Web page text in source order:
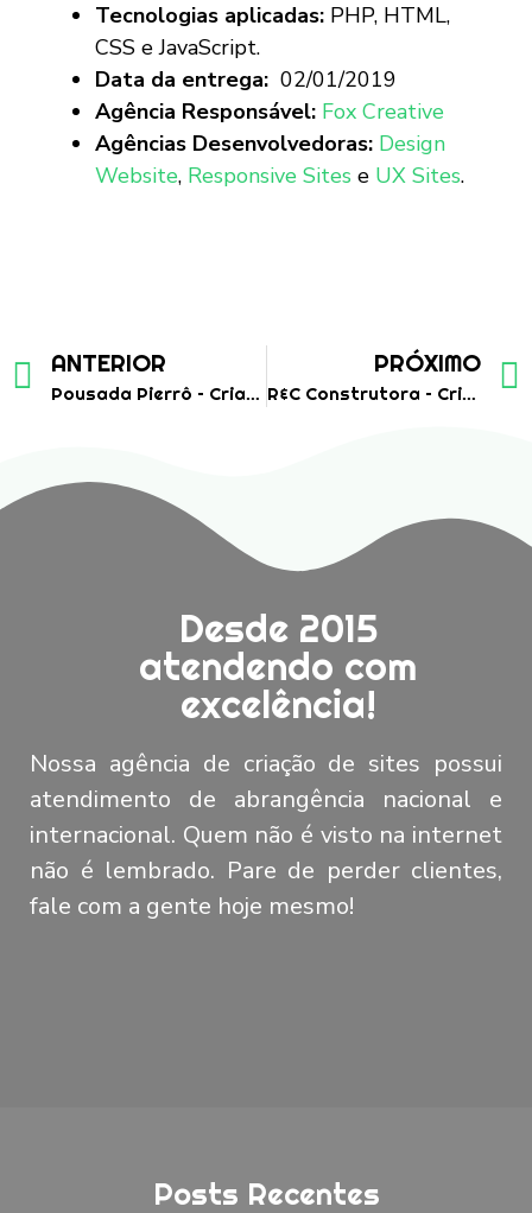
Tecnologias aplicadas: PHP, HTML,
CSS e JavaScript.
Data da entrega: 02/01/2019
Agência Responsável: Fox Creative
Agências Desenvolvedoras: Design
Website, Responsive Sites e UX Sites.
ANTERIOR
Pousada Pierrô – Criação de Site Institucional
PRÓXIMO
R&C Construtora – Criação de Site Institucional
Desde 2015
atendendo com
excelência!
Nossa agência de criação de sites possui
atendimento de abrangência nacional e
internacional. Quem não é visto na internet
não é lembrado. Pare de perder clientes,
fale com a gente hoje mesmo!
Posts Recentes